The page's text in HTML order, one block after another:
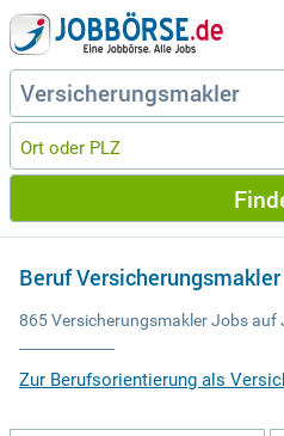
Beruf Versicherungsmakler
865 Versicherungsmakler Jobs auf
Zur Berufsorientierung als